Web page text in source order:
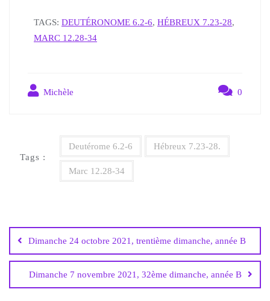
TAGS: DEUTÉRONOME 6.2-6, HÉBREUX 7.23-28,
MARC 12.28-34
Michèle 0
Tags :
Deutérome 6.2-6 Hébreux 7.23-28.
Marc 12.28-34
Dimanche 24 octobre 2021, trentième dimanche, année B
Dimanche 7 novembre 2021, 32ème dimanche, année B